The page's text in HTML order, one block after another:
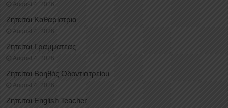
August 4, 2026
Ζητείται Καθαρίστρια
August 4, 2026
Ζητείται Γραμματέας
August 4, 2026
Ζητείται Βοηθός Οδοντιατρείου
August 4, 2026
Ζητείται English Teacher